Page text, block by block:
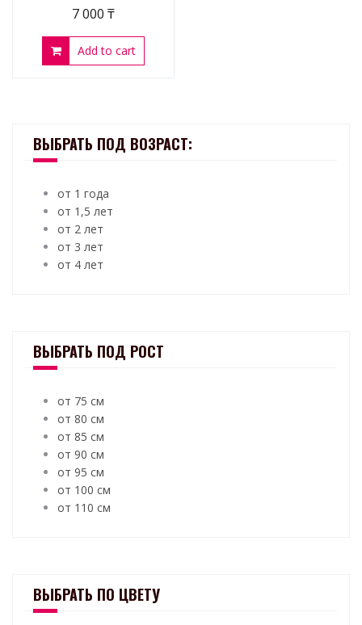
7 000 ₸
Add to cart
ВЫБРАТЬ ПОД ВОЗРАСТ:
от 1 года
от 1,5 лет
от 2 лет
от 3 лет
от 4 лет
ВЫБРАТЬ ПОД РОСТ
от 75 см
от 80 см
от 85 см
от 90 см
от 95 см
от 100 см
от 110 см
ВЫБРАТЬ ПО ЦВЕТУ